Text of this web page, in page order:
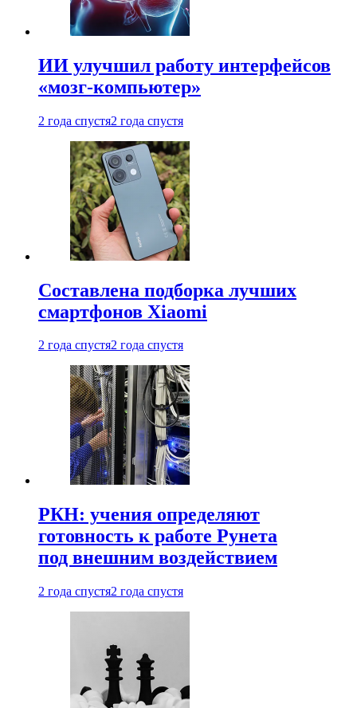
ИИ улучшил работу интерфейсов
«мозг-компьютер»
2 года спустя2 года спустя
Составлена подборка лучших
смартфонов Xiaomi
2 года спустя2 года спустя
РКН: учения определяют
готовность к работе Рунета
под внешним воздействием
2 года спустя2 года спустя